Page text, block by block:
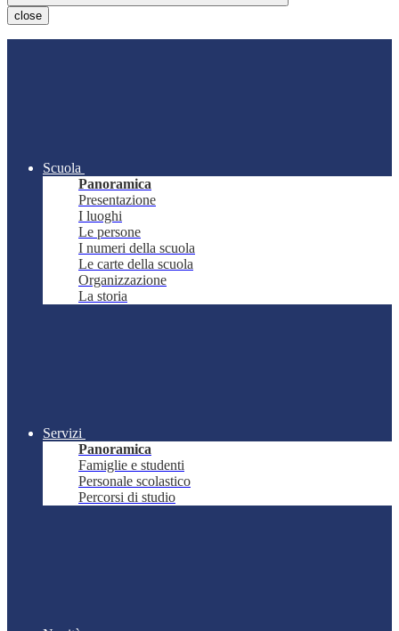
close
Scuola
Panoramica
Presentazione
I luoghi
Le persone
I numeri della scuola
Le carte della scuola
Organizzazione
La storia
Servizi
Panoramica
Famiglie e studenti
Personale scolastico
Percorsi di studio